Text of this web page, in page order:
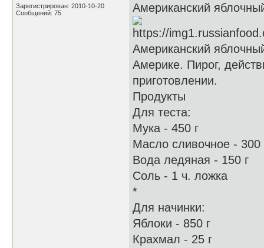
Зарегистрирован: 2010-10-20
Сообщений: 75
Американский
Американский
Америке. Пирог,
приготовлении.
Продукты
Для теста:
Мука - 450 г
Масло сливочное - 300
Вода ледяная - 150 г
Соль - 1 ч. ложка
*
Для начинки:
Яблоки - 850 г
Крахмал - 25 г